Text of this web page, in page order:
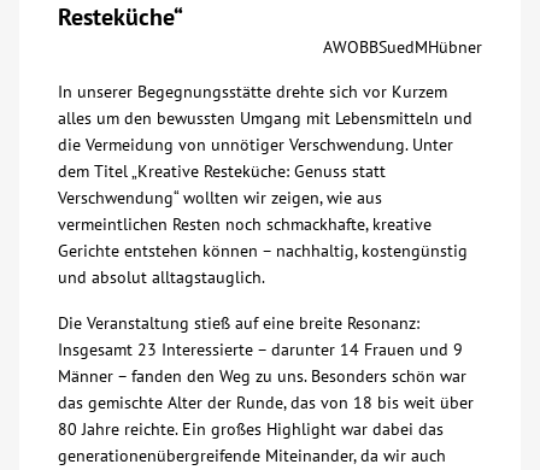
Bildung
Über uns
Veranstaltungen
Spenden
Karriere
Ausbildung
Resteküche“
AWOBBSuedMHübner
In unserer Begegnungsstätte drehte sich vor Kurzem
alles um den bewussten Umgang mit Lebensmitteln und
die Vermeidung von unnötiger Verschwendung. Unter
dem Titel „Kreative Resteküche: Genuss statt
Verschwendung“ wollten wir zeigen, wie aus
vermeintlichen Resten noch schmackhafte, kreative
Gerichte entstehen können – nachhaltig, kostengünstig
und absolut alltagstauglich.
Die Veranstaltung stieß auf eine breite Resonanz:
Insgesamt 23 Interessierte – darunter 14 Frauen und 9
Männer – fanden den Weg zu uns. Besonders schön war
das gemischte Alter der Runde, das von 18 bis weit über
80 Jahre reichte. Ein großes Highlight war dabei das
generationenübergreifende Miteinander, da wir auch